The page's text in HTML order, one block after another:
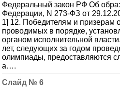
Федеральный закон РФ Об
Федерации, N 273-ФЗ от
1] 12. Победителям и призерам
проводимых в порядке,
органом исполнительной
лет, следующих за годом
олимпиады, предоставляются
а….
6